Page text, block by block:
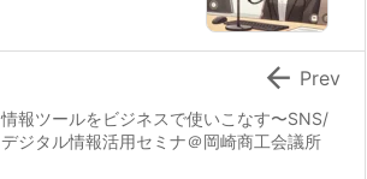
情報ツールをビジネスで使いこなす〜SNS/
デジタル情報活用セミナ＠岡崎商工会議所
 Prev